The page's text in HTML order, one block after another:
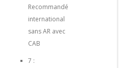
Recommandé
international
sans AR avec
CAB
7 :